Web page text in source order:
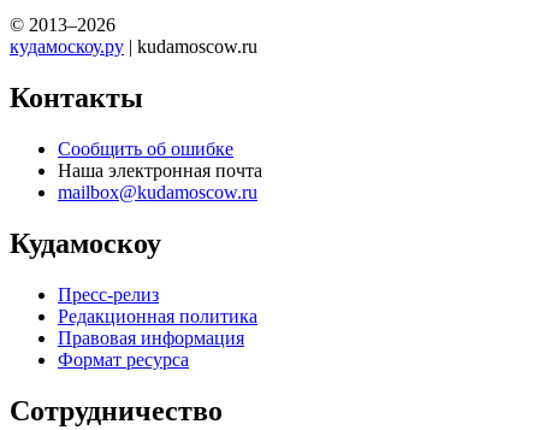
© 2013–2026
кудамоскоу.ру | kudamoscow.ru
Контакты
Сообщить об ошибке
Наша электронная почта
mailbox@kudamoscow.ru
Кудамоскоу
Пресс-релиз
Редакционная политика
Правовая информация
Формат ресурса
Сотрудничество